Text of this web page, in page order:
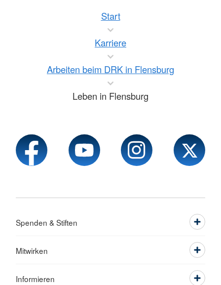
Start
Karriere
Arbeiten beim DRK in Flensburg
Leben in Flensburg
Spenden & Stiften
Mitwirken
Informieren